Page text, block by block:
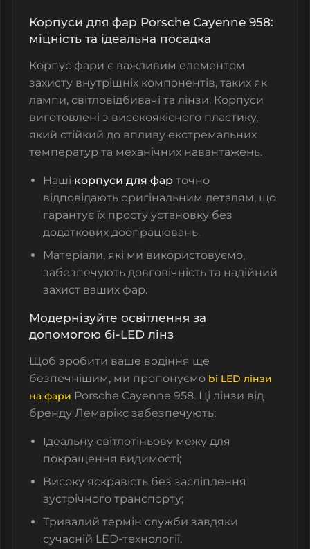
Корпуси для фар Porsche Cayenne 958:
міцність та ідеальна посадка
Корпус фари є важливим елементом
захисту внутрішніх компонентів, таких як
лампи, світловідбивачі та лінзи. Корпуси
виготовлені з високоякісного пластику,
який стійкий до впливу екстремальних
температур та механічних навантажень.
Наші корпуси для фар точно
відповідають оригінальним деталям, що
гарантує їх просту установку без
додаткових доопрацювань.
Матеріали, які ми використовуємо,
забезпечують довговічність та надійний
захист ваших фар.
Модернізуйте освітлення за
допомогою бі-LED лінз
Щоб зробити ваше водіння ще
безпечнішим, ми пропонуємо bi LED лінзи
на фари Porsche Cayenne 958. Ці лінзи від
бренду Лемарікс забезпечують:
Ідеальну світлотіньову межу для
покращення видимості;
Високу яскравість без засліплення
зустрічного транспорту;
Тривалий термін служби завдяки
сучасній LED-технології.